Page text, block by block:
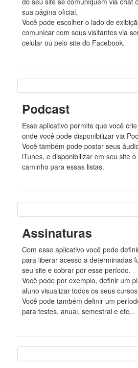
sua página oficial.
Você pode escolher o lado de
comunicar com seus visitantes via
celular ou pelo site do Facebook.
Podcast
Esse aplicativo permite que você
onde você pode disponibilizar via
Você também pode postar seus
iTunes, e disponibilizar em seu site
caminho para essas listas.
Assinaturas
Com esse aplicativo você pode
para liberar acesso a determinadas
seu site e cobrar por esse período.
Você pode por exemplo, definir um
aluno visualizar todos os seus
Você pode também definir um
para testes, anual, semestral e etc...